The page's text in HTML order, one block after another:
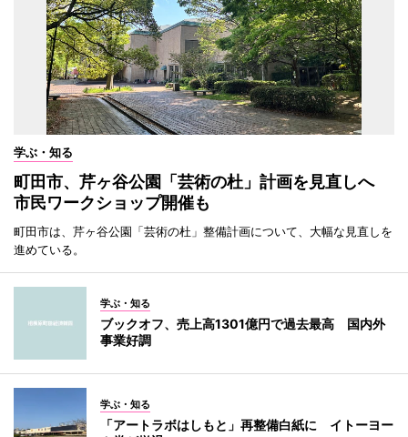
学ぶ・知る
町田市、芹ヶ谷公園「芸術の杜」計画を見直しへ
市民ワークショップ開催も
町田市は、芹ヶ谷公園「芸術の杜」整備計画について、大幅な見直しを
進めている。
学ぶ・知る
ブックオフ、売上高1301億円で過去最高 国内外
事業好調
学ぶ・知る
「アートラボはしもと」再整備白紙に イトーヨー